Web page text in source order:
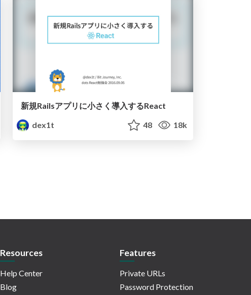
新規Railsアプリに小さく導入するReact
dex1t
48 18k
Resources
Help Center
Blog
Features
Private URLs
Password Protection